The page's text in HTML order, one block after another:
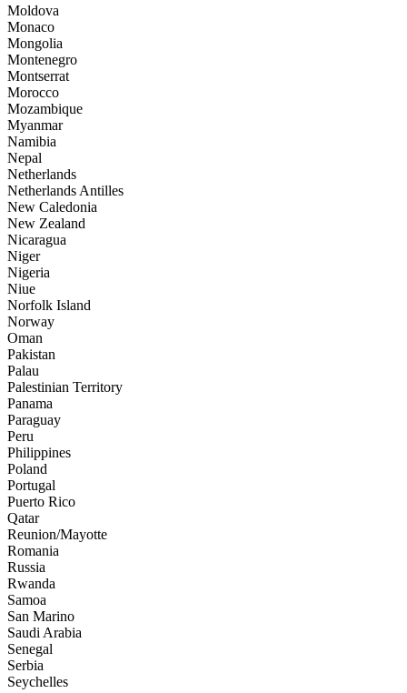
Moldova
Monaco
Mongolia
Montenegro
Montserrat
Morocco
Mozambique
Myanmar
Namibia
Nepal
Netherlands
Netherlands Antilles
New Caledonia
New Zealand
Nicaragua
Niger
Nigeria
Niue
Norfolk Island
Norway
Oman
Pakistan
Palau
Palestinian Territory
Panama
Paraguay
Peru
Philippines
Poland
Portugal
Puerto Rico
Qatar
Reunion/Mayotte
Romania
Russia
Rwanda
Samoa
San Marino
Saudi Arabia
Senegal
Serbia
Seychelles